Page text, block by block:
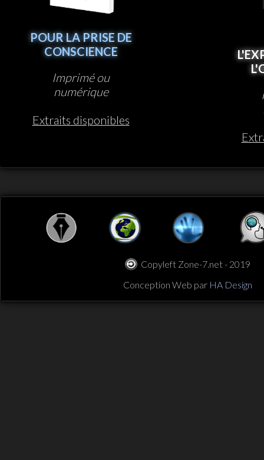
POUR LA PRISE DE
CONSCIENCE
Imprimé ou
numérique
Extraits disponibles
Copyleft Zone-7.net - 2019
Conception Web par HA Design